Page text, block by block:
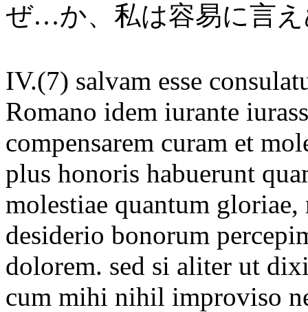
ぜ…か、私は容易に言
IV.(7) salvam esse
Romano idem iurante
compensarem curam et
plus honoris habuerunt
molestiae quantum
desiderio bonorum
dolorem. sed si aliter ut
cum mihi nihil improviso